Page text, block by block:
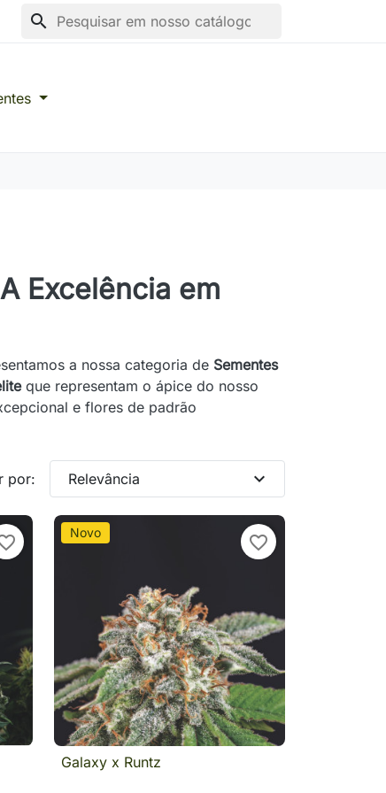
search
Excelência em
a nossa categoria de Sementes
que representam o ápice do nosso
e flores de padrão
por: Relevância expand_more
Novo favorite_border
 Visualização rápida
Galaxy x Runtz